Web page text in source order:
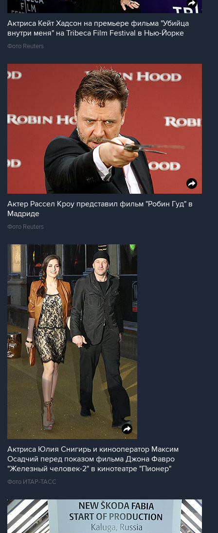
Актриса Кейт Хадсон на премьере фильма "Убийца
внутри меня" на Tribeca Film Festival в Нью-Йорке
Фото Reuters
Актер Рассел Кроу представил фильм "Робин Гуд" в
Мадриде
Фото Reuters
Актриса Юлия Снигирь и кинооператор Максим
Осадчий перед показом фильма Джона Фавро
"Железный человек-2" в кинотеатре "Пионер"
Фото ИТАР-ТАСС